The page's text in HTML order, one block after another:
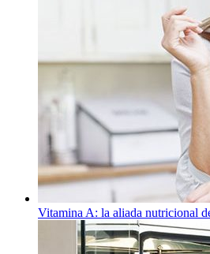
Vitamina A: la aliada nutricional